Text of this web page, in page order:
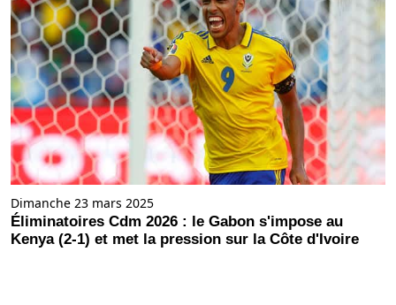
Dimanche 23 mars 2025
Éliminatoires Cdm 2026 : le Gabon s'impose au
Kenya (2-1) et met la pression sur la Côte d'Ivoire